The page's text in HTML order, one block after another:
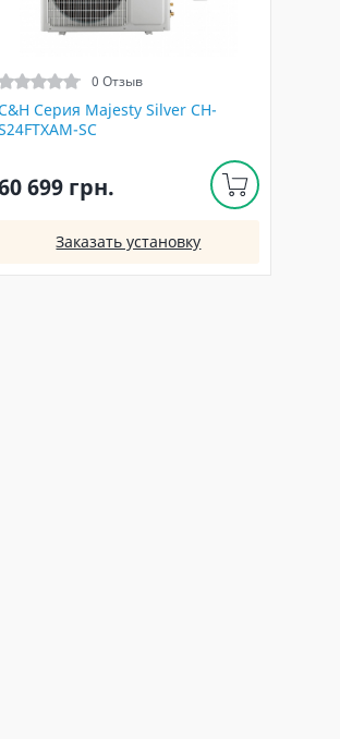
0 Отзыв
Серия Majesty Silver CH-
SC
699 грн.
Заказать установку